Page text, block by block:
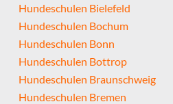
Hundeschulen Bielefeld
Hundeschulen Bochum
Hundeschulen Bonn
Hundeschulen Bottrop
Hundeschulen Braunschweig
Hundeschulen Bremen